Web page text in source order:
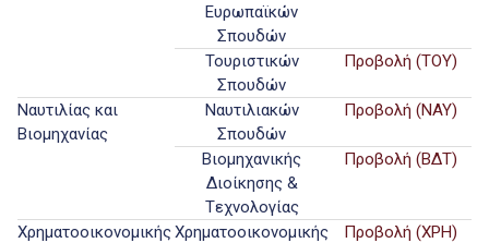
Ευρωπαϊκών
Σπουδών
Τουριστικών
Σπουδών
Προβολή (ΤΟΥ)
Ναυτιλίας και
Βιομηχανίας
Ναυτιλιακών
Σπουδών
Προβολή (ΝΑΥ)
Βιομηχανικής
Διοίκησης &
Tεχνολογίας
Προβολή (ΒΔΤ)
ΧρηματοοικονομικήςΧρηματοοικονομικής
Προβολή (ΧΡΗ)